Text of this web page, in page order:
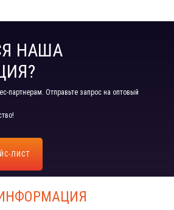
НАША
партнерам. Отправьте запрос на оптовый
ЛИСТ